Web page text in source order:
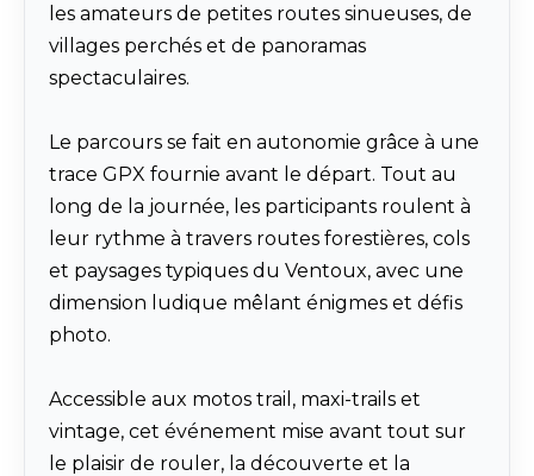
les amateurs de petites routes sinueuses, de
villages perchés et de panoramas
spectaculaires.
Le parcours se fait en autonomie grâce à une
trace GPX fournie avant le départ. Tout au
long de la journée, les participants roulent à
leur rythme à travers routes forestières, cols
et paysages typiques du Ventoux, avec une
dimension ludique mêlant énigmes et défis
photo.
Accessible aux motos trail, maxi-trails et
vintage, cet événement mise avant tout sur
le plaisir de rouler, la découverte et la